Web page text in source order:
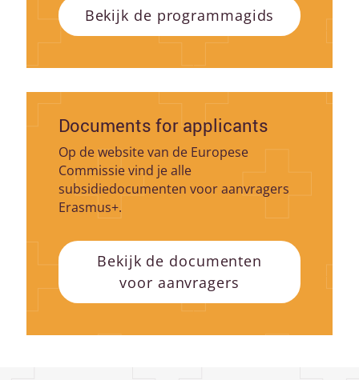
Bekijk de programmagids
Documents for applicants
Op de website van de Europese
Commissie vind je alle
subsidiedocumenten voor aanvragers
Erasmus+.
Bekijk de documenten
voor aanvragers